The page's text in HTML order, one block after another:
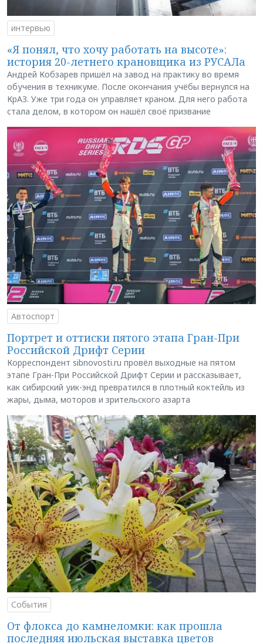
интервью
«Я понял, что хочу работать на высоте»:
история 20-летнего крановщика из РУСАЛа
Андрей Кобзарев пришёл на завод на практику во время
обучения в техникуме. После окончания учёбы вернулся на
КрАЗ. Уже три года он управляет краном. Для него работа
стала делом, в котором он нашёл своё призвание
Автоспорт
Портрет и оттиски пятого этапа Гран-При
Российской Дрифт Серии
Корреспондент sibnovosti.ru провёл выходные на пятом
этапе Гран-При Российской Дрифт Серии и рассказывает,
как сибирский уик-энд превратился в плотный коктейль из
жары, дыма, моторов и зрительского азарта
События
От флокса до камнеломки: как прошла
последняя июльская выставка цветов